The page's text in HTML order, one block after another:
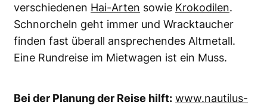
verschiedenen Hai-Arten sowie Krokodilen.
Schnorcheln geht immer und Wracktaucher
finden fast überall ansprechendes Altmetall.
Eine Rundreise im Mietwagen ist ein Muss.
Bei der Planung der Reise hilft: www.nautilus-